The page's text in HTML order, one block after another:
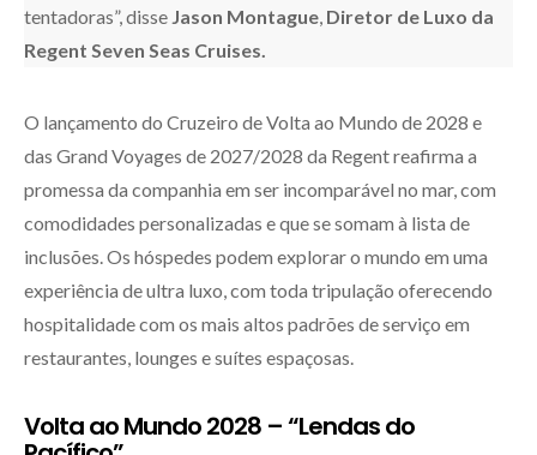
tentadoras”, disse Jason Montague Diretor de Luxo da
Regent Seven Seas Cruises.
O lançamento do Cruzeiro de Volta ao Mundo de 2028 e
das Grand Voyages de 2027/2028 da Regent reafirma a
promessa da companhia em ser incomparável no mar, com
comodidades personalizadas e que se somam à lista de
inclusões. Os hóspedes podem explorar o mundo em uma
experiência de ultra luxo, com toda tripulação oferecendo
hospitalidade com os mais altos padrões de serviço em
restaurantes, lounges e suítes espaçosas.
Volta ao Mundo 2028 – “Lendas do